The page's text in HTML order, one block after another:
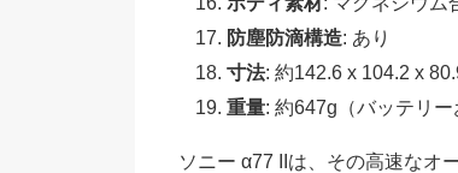
防塵防滴構造: あり
寸法: 約142.6 x 104.2 x
重量: 約647g（バッテリー
ソニー α77 IIは、その高速なオ